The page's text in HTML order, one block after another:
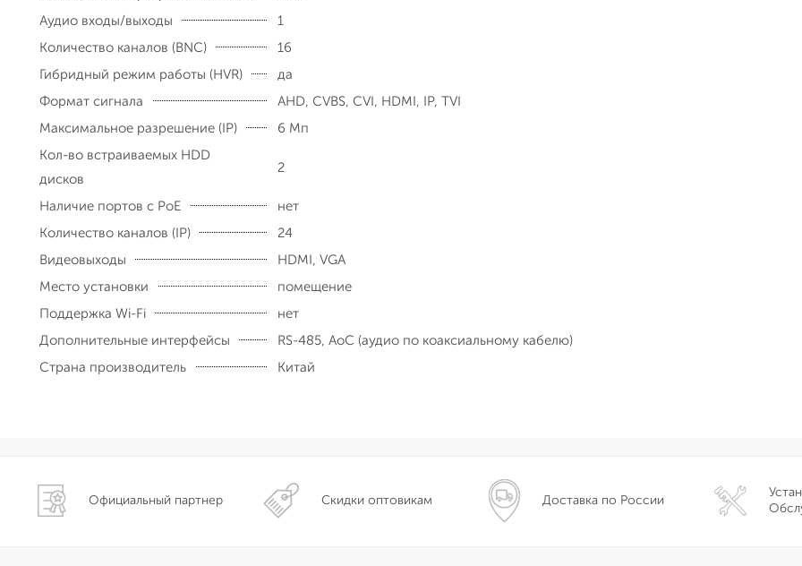
Аудио входы/выходы
1
Количество каналов (BNC)
16
Гибридный режим работы (HVR)
да
Формат сигнала
AHD, CVBS, CVI, HDMI, IP, TVI
Максимальное разрешение (IP)
6 Мп
Кол-во встраиваемых HDD
дисков
2
Наличие портов с PoE
нет
Количество каналов (IP)
24
Видеовыходы
HDMI, VGA
Место установки
помещение
Поддержка Wi-Fi
нет
Дополнительные интерфейсы
RS-485, AoC (аудио по коаксиальному кабелю)
Страна производитель
Китай
Официальный партнер Скидки оптовикам Доставка по России